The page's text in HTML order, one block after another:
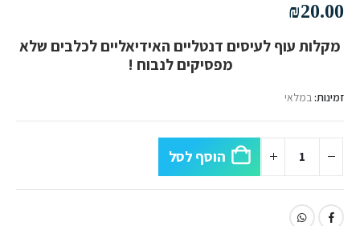
₪20.00
מקלות עוף לעיסים דנטליים האידיאליים לכלבים שלא
מפסיקים לנבוח !
זמינות:במלאי
הוסף לסל